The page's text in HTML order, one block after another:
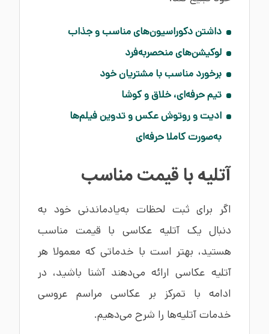
داشتن دکوراسیون‌های مناسب و جذاب
لوکیشن‌های منحصربه‌فرد
برخورد مناسب با مشتریان خود
تیم حرفه‌ای، خلاق و کوشا
ادیت و روتوش عکس و تدوین فیلم‌ها
به‌صورت کاملا حرفه‌ای
آتلیه با قیمت مناسب
اگر برای ثبت لحظات به‌یادماندنی خود به
دنبال یک آتلیه عکاسی با قیمت مناسب
هستید، بهتر است با خدماتی که معمولا هر
آتلیه عکاسی ارائه می‌دهند آشنا باشید، در
ادامه با تمرکز بر عکاسی مراسم عروسی
خدمات آتلیه‌ها را شرح می‌دهیم.